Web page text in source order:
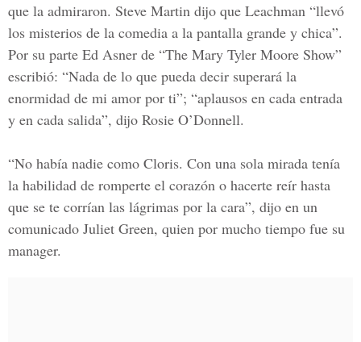
que la admiraron. Steve Martin dijo que Leachman “llevó
los misterios de la comedia a la pantalla grande y chica”.
Por su parte Ed Asner de “The Mary Tyler Moore Show”
escribió: “Nada de lo que pueda decir superará la
enormidad de mi amor por ti”; “aplausos en cada entrada
y en cada salida”, dijo Rosie O’Donnell.
“No había nadie como Cloris. Con una sola mirada tenía
la habilidad de romperte el corazón o hacerte reír hasta
que se te corrían las lágrimas por la cara”, dijo en un
comunicado Juliet Green, quien por mucho tiempo fue su
manager.